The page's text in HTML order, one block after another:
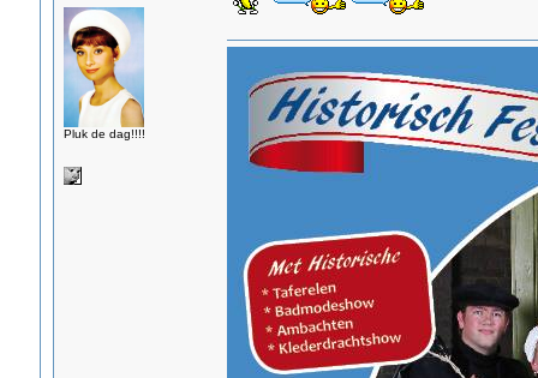
Pluk de dag!!!!